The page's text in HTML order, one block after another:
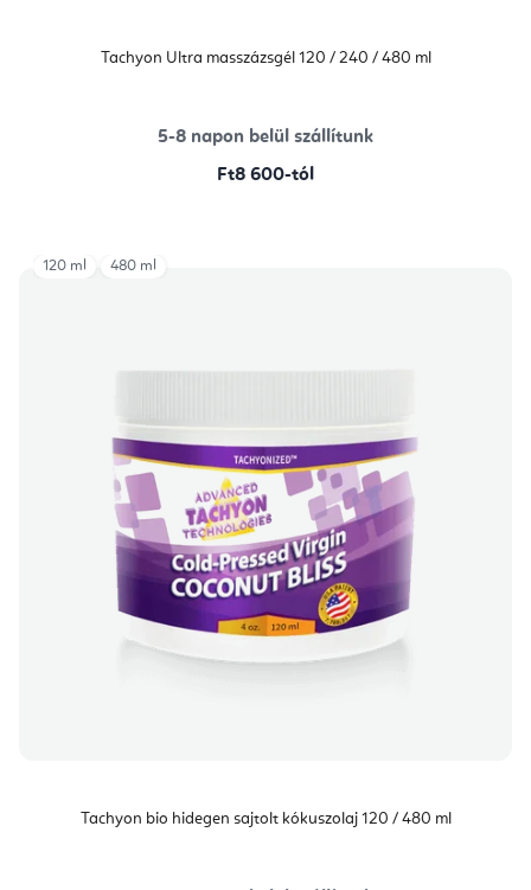
Tachyon Ultra masszázsgél 120 / 240 / 480 ml
5-8 napon belül szállítunk
Ft8 600-tól
Tachyon bio hidegen sajtolt kókuszolaj 120 / 480 ml
120 ml 480 ml